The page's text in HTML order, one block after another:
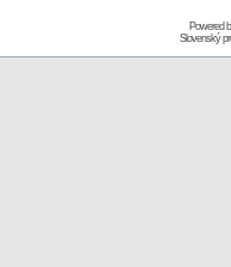
Powered
Slovenský